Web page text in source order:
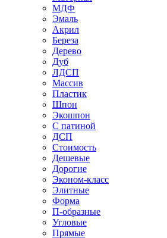
МДФ
Эмаль
Акрил
Береза
Дерево
Дуб
ЛДСП
Массив
Пластик
Шпон
Экошпон
С патиной
ДСП
Стоимость
Дешевые
Дорогие
Эконом-класс
Элитные
Форма
П-образные
Угловые
Прямые